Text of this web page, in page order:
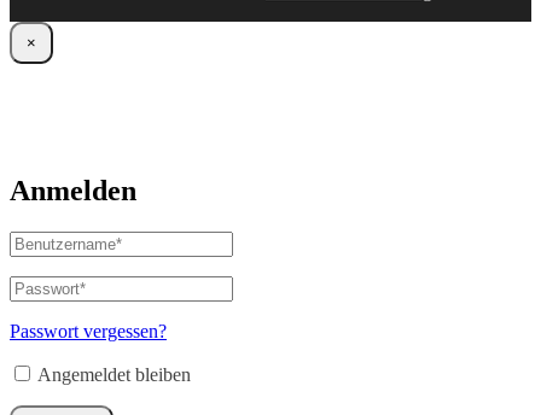
×
Anmelden
Benutzername
oder
E-
Mail-
Adresse*
Passwort*
Erforderlich
Passwort vergessen?
Angemeldet bleiben